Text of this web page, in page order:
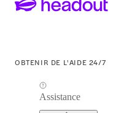
OBTENIR DE L'AIDE 24/7
Assistance